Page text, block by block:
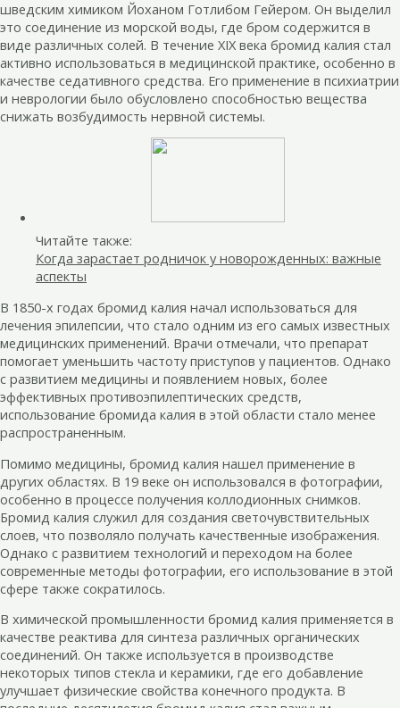
шведским химиком Йоханом Готлибом Гейером. Он выделил
это соединение из морской воды, где бром содержится в
виде различных солей. В течение XIX века бромид калия стал
активно использоваться в медицинской практике, особенно в
качестве седативного средства. Его применение в психиатрии
и неврологии было обусловлено способностью вещества
снижать возбудимость нервной системы.
Читайте также:
Когда зарастает родничок у новорожденных: важные
аспекты
В 1850-х годах бромид калия начал использоваться для
лечения эпилепсии, что стало одним из его самых известных
медицинских применений. Врачи отмечали, что препарат
помогает уменьшить частоту приступов у пациентов. Однако
с развитием медицины и появлением новых, более
эффективных противоэпилептических средств,
использование бромида калия в этой области стало менее
распространенным.
Помимо медицины, бромид калия нашел применение в
других областях. В 19 веке он использовался в фотографии,
особенно в процессе получения коллодионных снимков.
Бромид калия служил для создания светочувствительных
слоев, что позволяло получать качественные изображения.
Однако с развитием технологий и переходом на более
современные методы фотографии, его использование в этой
сфере также сократилось.
В химической промышленности бромид калия применяется в
качестве реактива для синтеза различных органических
соединений. Он также используется в производстве
некоторых типов стекла и керамики, где его добавление
улучшает физические свойства конечного продукта. В